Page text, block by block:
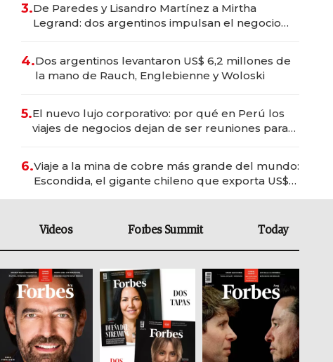
3.De Paredes y Lisandro Martínez a Mirtha
Legrand: dos argentinos impulsan el negocio
4.Dos argentinos levantaron US$ 6,2 millones de
la mano de Rauch, Englebienne y Woloski
5.El nuevo lujo corporativo: por qué en Perú los
viajes de negocios dejan de ser reuniones para
6.Viaje a la mina de cobre más grande del mundo:
Escondida, el gigante chileno que exporta US$
Videos Forbes Summit Today